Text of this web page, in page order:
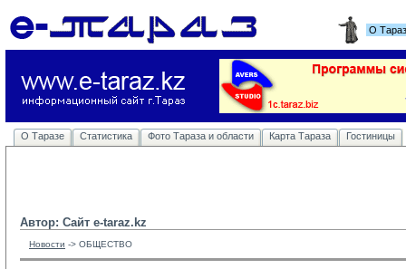
О
О Таразе Статистика Фото Тараза и области Карта Тараза Гостиницы
Автор: Сайт e-taraz.kz
Новости -> ОБЩЕСТВО